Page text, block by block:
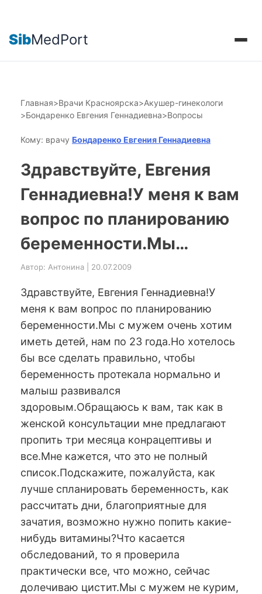
SibMedPort
Главная>Врачи Красноярска>Акушер-гинекологи
>Бондаренко Евгения Геннадиевна>Вопросы
Кому: врачу Бондаренко Евгения Геннадиевна
Здравствуйте, Евгения
Геннадиевна!У меня к вам
вопрос по планированию
беременности.Мы…
Автор: Антонина | 20.07.2009
Здравствуйте, Евгения Геннадиевна!У
меня к вам вопрос по планированию
беременности.Мы с мужем очень хотим
иметь детей, нам по 23 года.Но хотелось
бы все сделать правильно, чтобы
беременность протекала нормально и
малыш развивался
здоровым.Обращаюсь к вам, так как в
женской консультации мне предлагают
пропить три месяца конрацептивы и
все.Мне кажется, что это не полный
список.Подскажите, пожалуйста, как
лучше спланировать беременность, как
рассчитать дни, благоприятные для
зачатия, возможно нужно попить какие-
нибудь витамины?Что касается
обследований, то я проверила
практически все, что можно, сейчас
долечиваю цистит.Мы с мужем не курим,